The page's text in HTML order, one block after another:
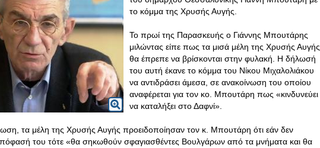
το κόμμα της Χρυσής Αυγής.
Το πρωί της Παρασκευής ο Γιάννης Μπουτάρης
μιλώντας είπε πως τα μισά μέλη της Χρυσής Αυγής
θα έπρεπε να βρίσκονται στην φυλακή. Η δήλωσή
του αυτή έκανε το κόμμα του Νίκου Μιχαλολιάκου
να αντιδράσει άμεσα, σε ανακοίνωση του οποίου
αναφέρεται για τον κο. Μπουτάρη πως «κινδυνεύει
να καταλήξει στο Δαφνί».
τα μέλη της Χρυσής Αυγής προειδοποίησαν τον κ. Μπουτάρη ότι εάν δεν
του τότε «θα σηκωθούν σφαγιασθέντες Βουλγάρων από τα μνήματα και θα